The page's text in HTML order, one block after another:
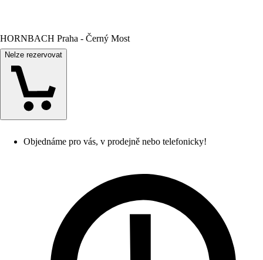
HORNBACH Praha - Černý Most
Nelze rezervovat
Objednáme pro vás, v prodejně nebo telefonicky!